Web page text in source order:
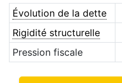
Évolution de la dette
Rigidité structurelle
Pression fiscale